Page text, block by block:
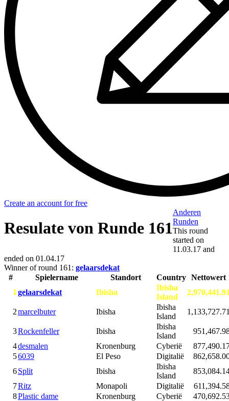
Create an account for free
Resulate von Runde 161
Anderen
Runden
This round
started on
11.03.17 and
ended on 01.04.17
Winner of round 161: gelaarsdekat
#
Spielername Standort Country Nettowert
1 gelaarsdekat Ibisha
Ibisha
Island
2marcelbuter Ibisha
Ibisha
Island
3Rockenfeller Ibisha
Ibisha
Island
4desmalen Kronenburg Cyberië
56039 El Peso Digitalië
6Split Ibisha
Ibisha
Island
7Ritz Monapoli Digitalië
8Plastic dame Kronenburg Cyberië